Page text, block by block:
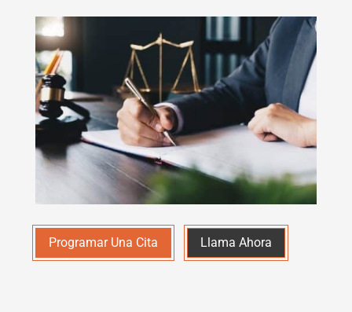
Programar Una Cita Llama Ahora